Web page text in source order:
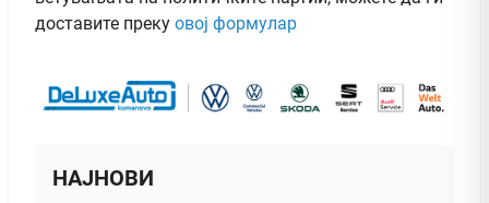
доставите преку овој формулар
НАЈНОВИ